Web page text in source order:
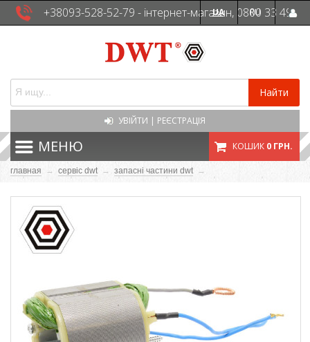
+38093-528-52-79 - інтернет-магазин, 0800 33 49
UA RU
Найти
УВІЙТИ | РЕЄСТРАЦІЯ
МЕНЮ КОШИК 0 ГРН.
главная → сервіс dwt → запасні частини dwt →